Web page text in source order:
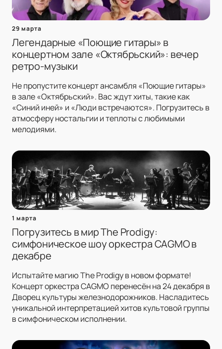
29 марта
Легендарные «Поющие гитары» в
концертном зале «Октябрьский»: вечер
ретро-музыки
Не пропустите концерт ансамбля «Поющие гитары»
в зале «Октябрьский». Вас ждут хиты, такие как
«Синий иней» и «Люди встречаются». Погрузитесь в
атмосферу ностальгии и теплоты с любимыми
мелодиями.
1 марта
Погрузитесь в мир The Prodigy:
симфоническое шоу оркестра CAGMO в
декабре
Испытайте магию The Prodigy в новом формате!
Концерт оркестра CAGMO перенесён на 24 декабря в
Дворец культуры железнодорожников. Насладитесь
уникальной интерпретацией хитов культовой группы
в симфоническом исполнении.